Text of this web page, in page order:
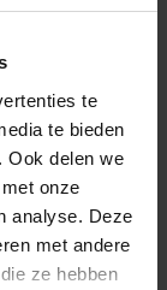
te
te bieden
Ook delen we
onze
analyse. Deze
met andere
ze hebben